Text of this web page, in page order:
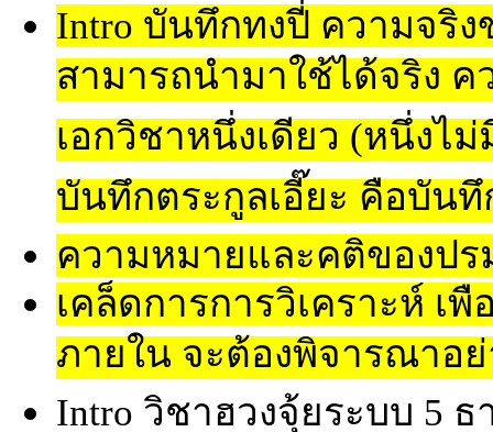
Intro บันทึกทงปี่ ความจริ
สามารถนำมาใช้ได้จริง
เอกวิชาหนึ่งเดียว (หนึ่งไ
บันทึกตระกูลเอี๊ยะ คือบันทึ
ความหมายและคติของปร
เคล็ดการการวิเคราะห์
ภายใน จะต้องพิจารณาอ
Intro วิชาฮวงจุ้ยระบบ 5 ธ